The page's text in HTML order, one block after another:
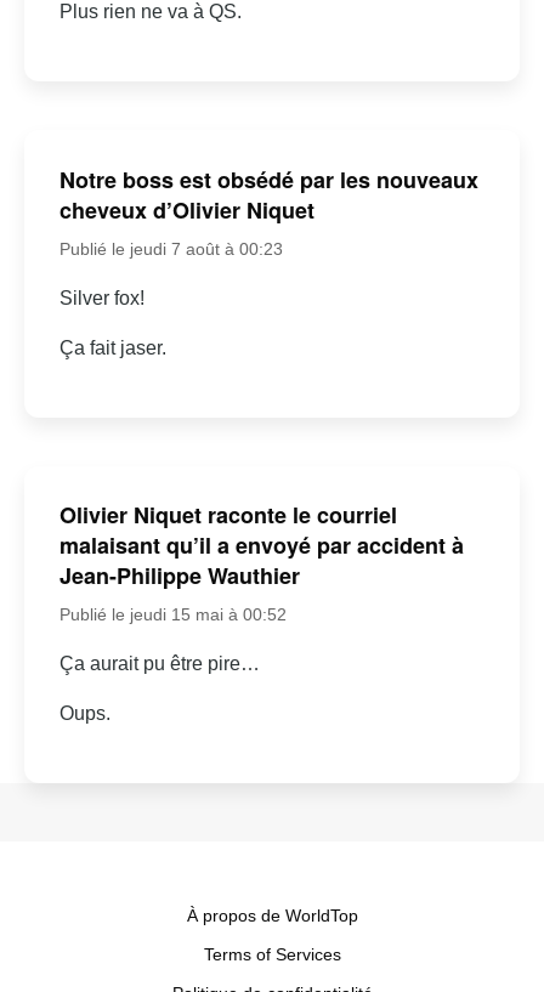
Plus rien ne va à QS.
Notre boss est obsédé par les nouveaux
cheveux d’Olivier Niquet
Publié le jeudi 7 août à 00:23
Silver fox!
Ça fait jaser.
Olivier Niquet raconte le courriel
malaisant qu’il a envoyé par accident à
Jean-Philippe Wauthier
Publié le jeudi 15 mai à 00:52
Ça aurait pu être pire…
Oups.
À propos de WorldTop
Terms of Services